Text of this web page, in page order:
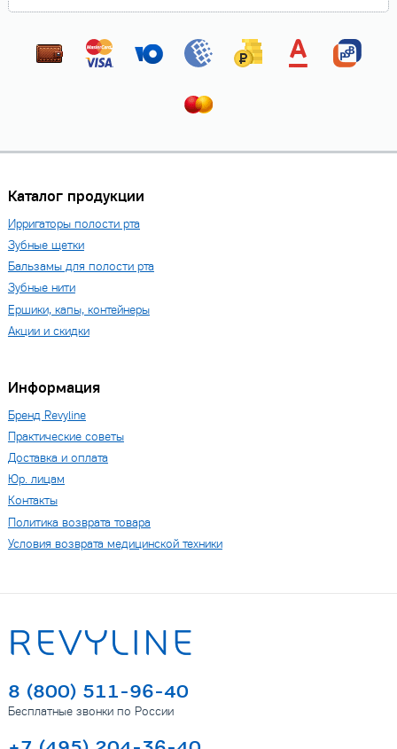
Каталог продукции
Ирригаторы полости рта
Зубные щетки
Бальзамы для полости рта
Зубные нити
Ершики, капы, контейнеры
Акции и скидки
Информация
Бренд Revyline
Практические советы
Доставка и оплата
Юр. лицам
Контакты
Политика возврата товара
Условия возврата медицинской техники
8 (800) 511-96-40
Бесплатные звонки по России